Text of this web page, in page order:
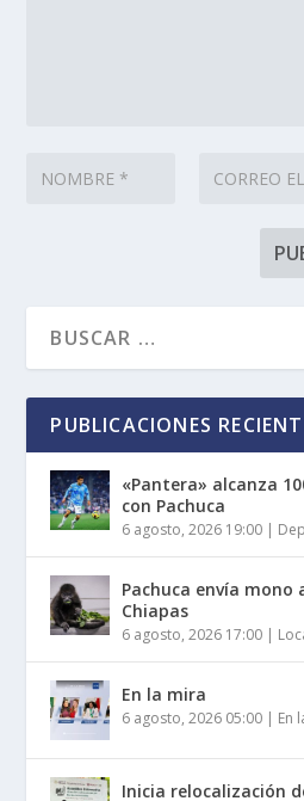
PUBLICACIONES
«Pantera» alcanza
con Pachuca
6 agosto, 2026 19:00 |
Pachuca envía
Chiapas
6 agosto, 2026 17:00 |
En la mira
6 agosto, 2026 05:00 | En
Inicia relocalización